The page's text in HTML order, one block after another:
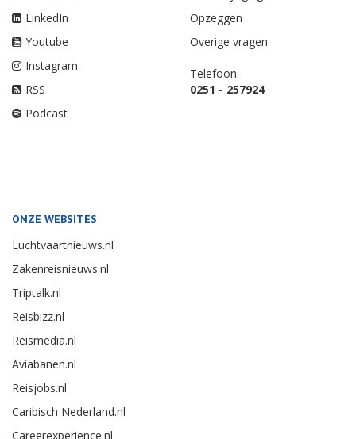
LinkedIn
Youtube
Instagram
RSS
Podcast
Opzeggen
Overige vragen
Telefoon:
0251 - 257924
ONZE WEBSITES
Luchtvaartnieuws.nl
Zakenreisnieuws.nl
Triptalk.nl
Reisbizz.nl
Reismedia.nl
Aviabanen.nl
Reisjobs.nl
Caribisch Nederland.nl
Careerexperience.nl